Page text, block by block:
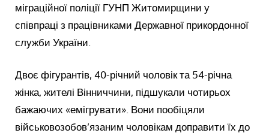
міграційної поліції ГУНП Житомирщини у
співпраці з працівниками Державної прикордонної
служби України.
Двоє фігурантів, 40-річний чоловік та 54-річна
жінка, жителі Вінниччини, підшукали чотирьох
бажаючих «емігрувати». Вони пообіцяли
військовозобов’язаним чоловікам доправити їх до